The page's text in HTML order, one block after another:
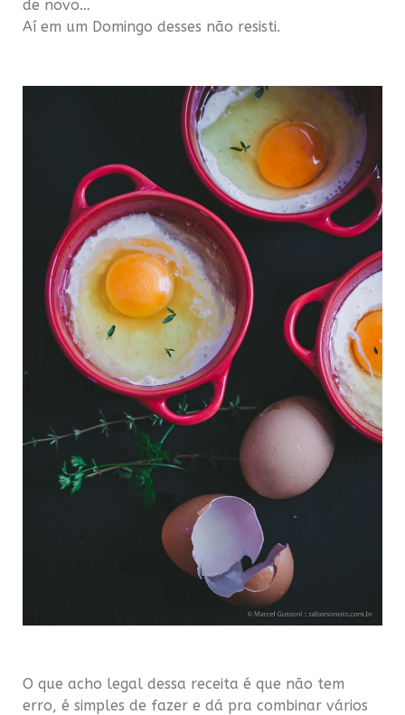
de novo…
Aí em um Domingo desses não resisti.
O que acho legal dessa receita é que não tem
erro, é simples de fazer e dá pra combinar vários